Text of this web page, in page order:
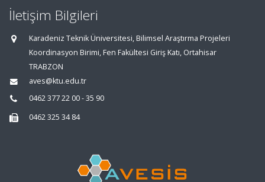
İletişim Bilgileri
Karadeniz Teknik Üniversitesi, Bilimsel Araştırma Projeleri
Koordinasyon Birimi, Fen Fakültesi Giriş Katı, Ortahisar
TRABZON
aves@ktu.edu.tr
0462 377 22 00 - 35 90
0462 325 34 84